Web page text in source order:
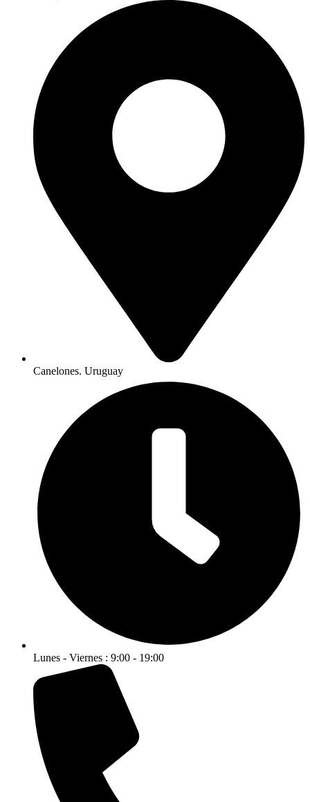
Canelones. Uruguay
Lunes - Viernes : 9:00 - 19:00